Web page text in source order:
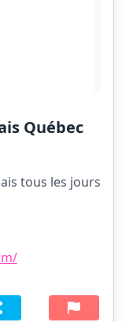
Québec
tous les jours